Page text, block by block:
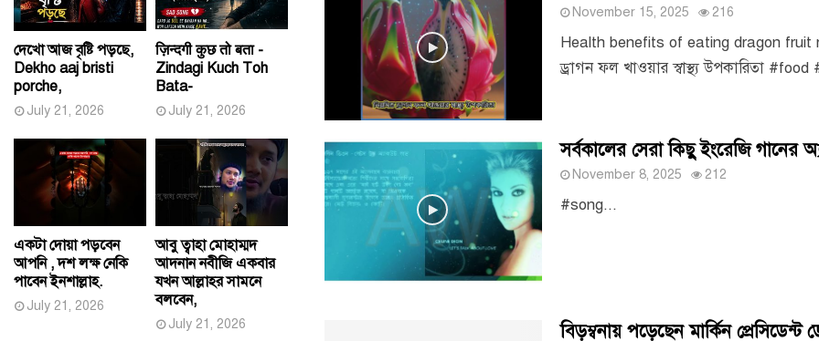
November 15, 2025 216
Health benefits of eating dragon fruit
ড্রাগন ফল খাওয়ার স্বাস্থ্য উপকারিতা
সর্বকালের সেরা কিছু ইংরেজি গানের
November 8, 2025 212
#song...
বিড়ম্বনায় পড়েছেন মার্কিন প্রেসিডেন্ট
দেখো আজ বৃষ্টি পড়ছে,
Dekho aaj bristi
porche,
July 21, 2026
ज़िन्दगी कुछ तो बता -
Zindagi Kuch Toh
Bata-
July 21, 2026
একটা দোয়া পড়বেন
আপনি , দশ লক্ষ নেকি
পাবেন ইনশাল্লাহ.
July 21, 2026
আবু ত্বাহা মোহাম্মদ
আদনান নবীজি একবার
যখন আল্লাহর সামনে
বলবেন,
July 21, 2026